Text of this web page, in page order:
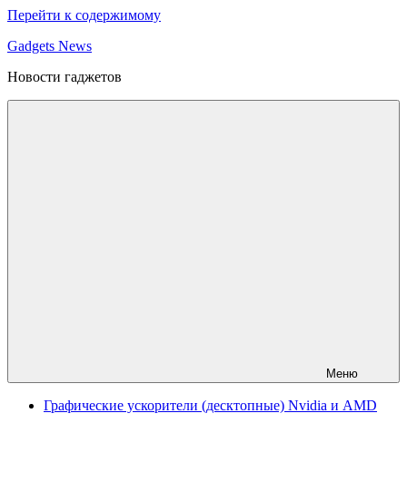
Перейти к содержимому
Gadgets News
Новости гаджетов
Меню
Графические ускорители (десктопные) Nvidia и AMD